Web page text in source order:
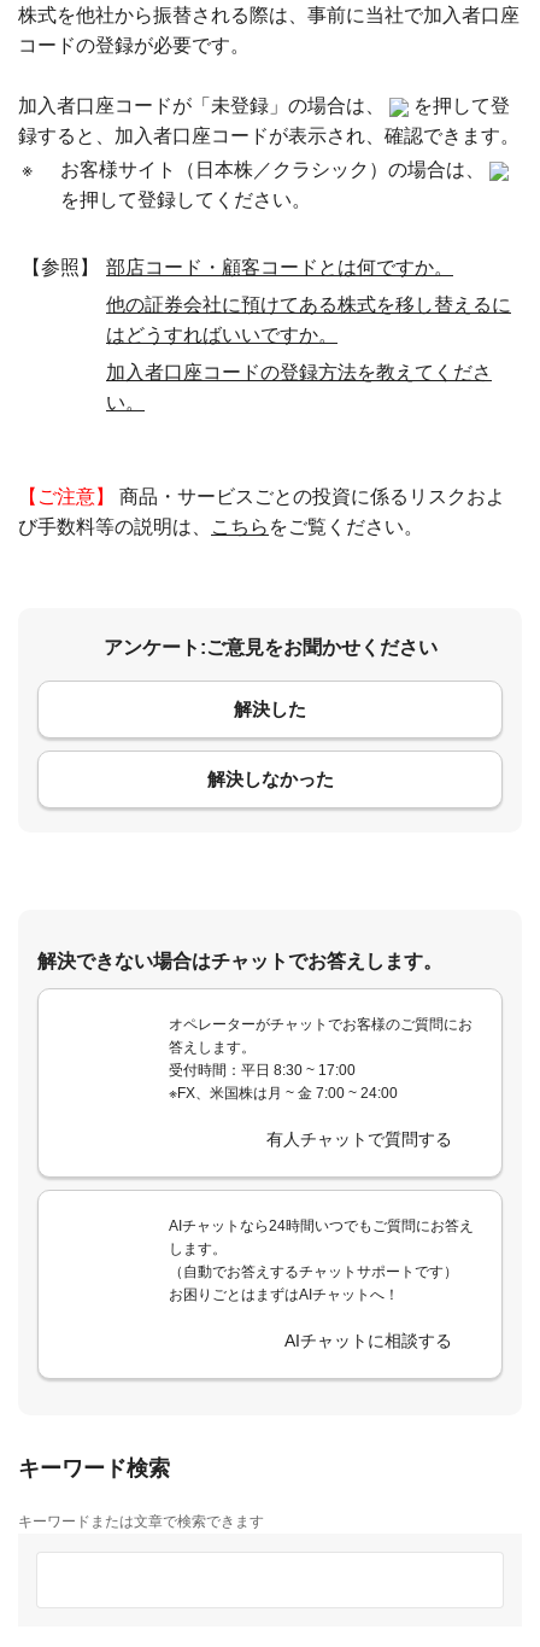
株式を他社から振替される際は、事前に当社で加入者口座
コードの登録が必要です。
加入者口座コードが「未登録」の場合は、
を押して登
録すると、加入者口座コードが表示され、確認できます。
※
お客様サイト（日本株／クラシック）の場合は、
を押して登録してください。
【参照】
部店コード・顧客コードとは何ですか。
他の証券会社に預けてある株式を移し替えるに
はどうすればいいですか。
加入者口座コードの登録方法を教えてくださ
い。
【ご注意】
商品・サービスごとの投資に係るリスクおよ
び手数料等の説明は、
こちら をご覧ください。
アンケート:ご意見をお聞かせください
解決した
解決しなかった
コメント
解決できない場合はチャットでお答えします。
オペレーターがチャットでお客様のご質問にお
答えします。
受付時間：平日 8:30 ~ 17:00
※FX、米国株は月 ~ 金 7:00 ~ 24:00
有人チャットで質問する
AIチャットなら24時間いつでもご質問にお答え
します。
（自動でお答えするチャットサポートです）
お困りごとはまずはAIチャットへ！
AIチャットに相談する
キーワード検索
キーワードまたは文章で検索できます